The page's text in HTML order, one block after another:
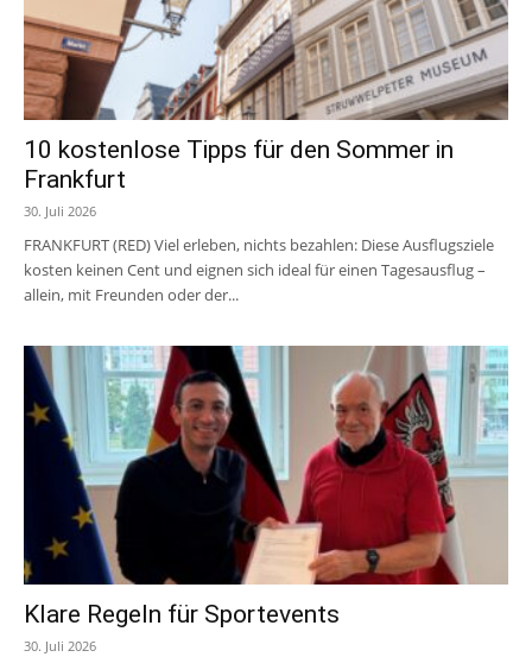
10 kostenlose Tipps für den Sommer in
Frankfurt
30. Juli 2026
FRANKFURT (RED) Viel erleben, nichts bezahlen: Diese Ausflugsziele
kosten keinen Cent und eignen sich ideal für einen Tagesausflug –
allein, mit Freunden oder der...
Klare Regeln für Sportevents
30. Juli 2026